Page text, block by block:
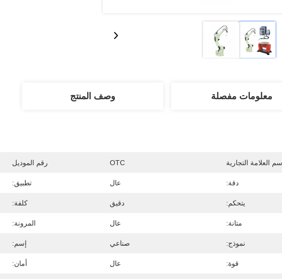
معلومات مفصلة وصف المنتج
العلامة التجارية OTC رقم الموديل
دقة: عال تطبيق:
يتحكم: دقيق كلفة:
متانة: عال المرونة:
نموذج: صناعي إسم:
قوة: عال أمان: